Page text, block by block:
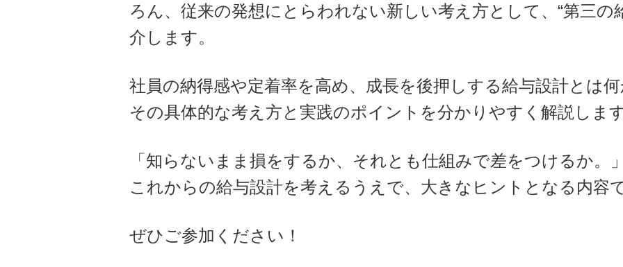
ろん、従来の発想にとらわれない新しい考え方として、“第三の
介します。
社員の納得感や定着率を高め、成長を後押しする給与設計とは何
その具体的な考え方と実践のポイントを分かりやすく解説します
「知らないまま損をするか、それとも仕組みで差をつけるか。」
これからの給与設計を考えるうえで、大きなヒントとなる内容で
ぜひご参加ください！